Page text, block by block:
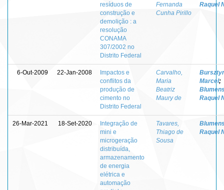
resíduos de
construção e
demolição : a
resolução
CONAMA
307/2002 no
Distrito Federal
Fernanda
Cunha Pirillo
Raquel
6-Out-2009 22-Jan-2008
Impactos e
conflitos da
produção de
cimento no
Distrito Federal
Carvalho,
Maria
Beatriz
Maury de
Marcel;
Raquel
26-Mar-2021 18-Set-2020
Integração de
mini e
microgeração
distribuída,
armazenamento
de energia
elétrica e
automação
Tavares,
Thiago de
Sousa
Raquel